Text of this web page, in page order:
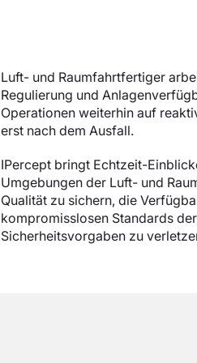
Luft- und Raumfahrtfertiger
Regulierung und
Operationen weiterhin auf
erst nach dem Ausfall.
IPercept bringt Echtzeit-
Umgebungen der Luft- und
Qualität zu sichern, die
kompromisslosen Standards
Sicherheitsvorgaben zu